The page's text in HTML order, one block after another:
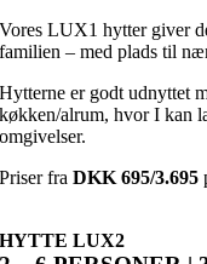
Vores LUX1 hytter giver
familien – med plads til
Hytterne er godt udnyttet
køkken/alrum, hvor I kan
omgivelser.
Priser fraDKK 695/3.695
HYTTE LUX2